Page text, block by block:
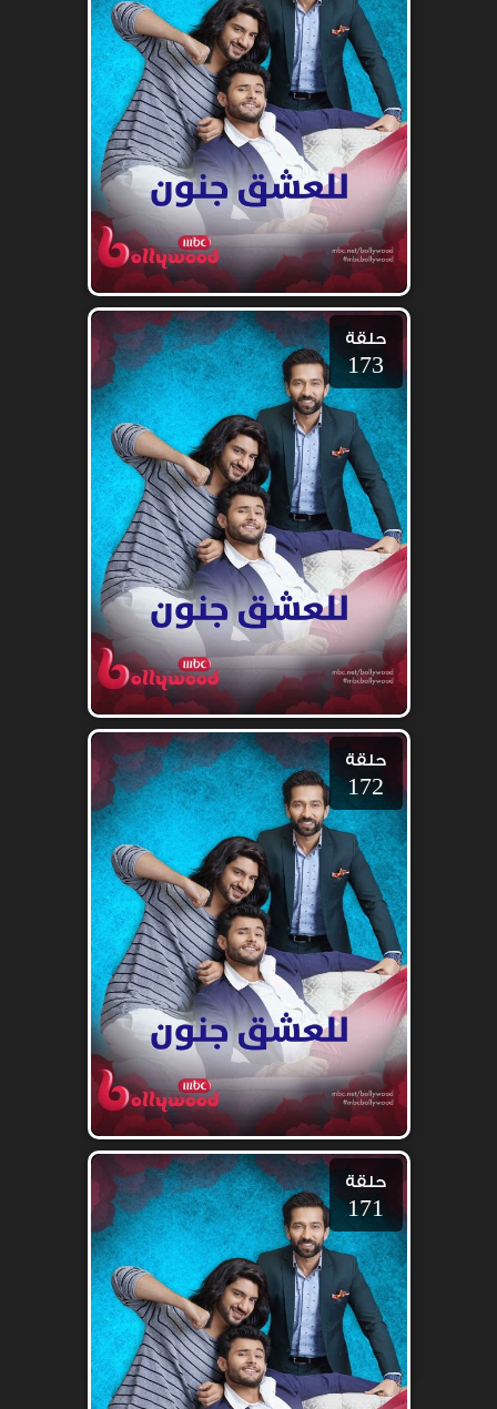
حلقة
173
حلقة
172
حلقة
171